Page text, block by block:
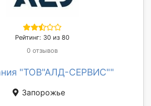
Рейтинг: 30 из 80
0 отзывов
"ТОВ"АЛД-СЕРВИС""
Запорожье